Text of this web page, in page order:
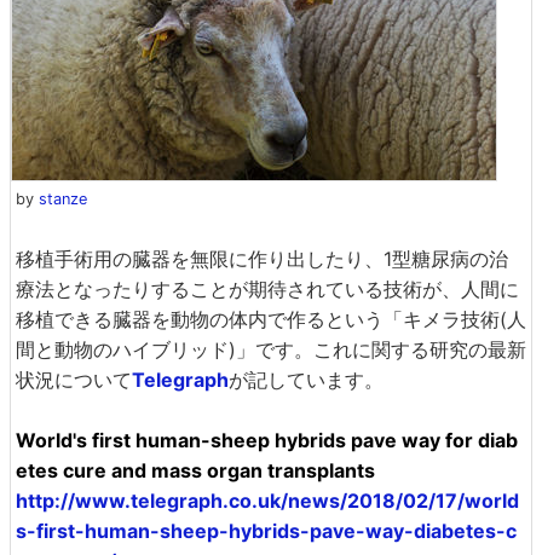
by stanze
移植手術用の臓器を無限に作り出したり、1型糖尿病の治
療法となったりすることが期待されている技術が、人間に
移植できる臓器を動物の体内で作るという「キメラ技術(人
間と動物のハイブリッド)」です。これに関する研究の最新
状況についてTelegraphが記しています。
World's first human-sheep hybrids pave way for diab
etes cure and mass organ transplants
http://www.telegraph.co.uk/news/2018/02/17/world
s-first-human-sheep-hybrids-pave-way-diabetes-c